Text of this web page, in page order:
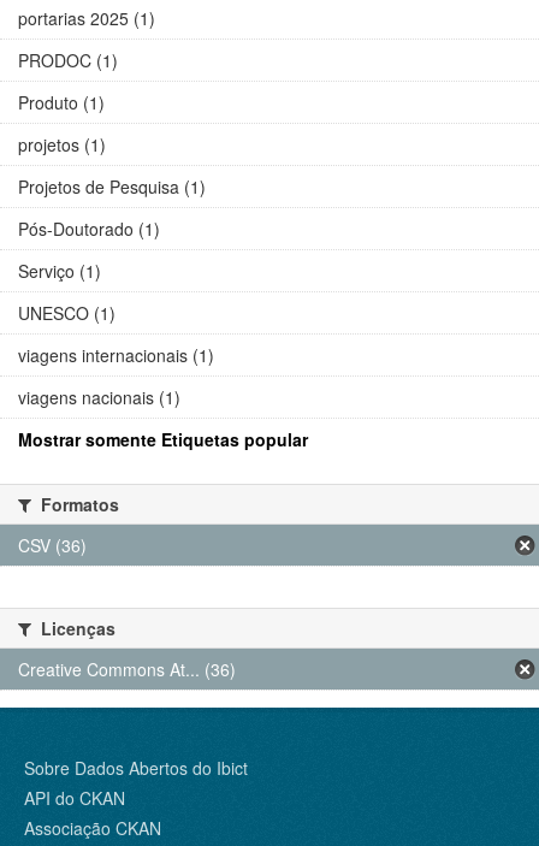
portarias 2025 (1)
PRODOC (1)
Produto (1)
projetos (1)
Projetos de Pesquisa (1)
Pós-Doutorado (1)
Serviço (1)
UNESCO (1)
viagens internacionais (1)
viagens nacionais (1)
Mostrar somente Etiquetas popular
Formatos
CSV (36)
Licenças
Creative Commons At... (36)
Sobre Dados Abertos do Ibict
API do CKAN
Associação CKAN